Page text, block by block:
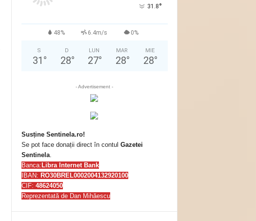
31.8°
48% 6.4m/s 0%
S
31 °
D
28°
LUN
27°
MAR
28°
MIE
28°
- Advertisement -
Susține Sentinela.ro!
Se pot face donații direct în contul Gazetei
Sentinela.
Banca: Libra Internet Bank
IBAN: RO30BREL0002004132920100
CIF: 48624050
Reprezentată de Dan Mihăescu